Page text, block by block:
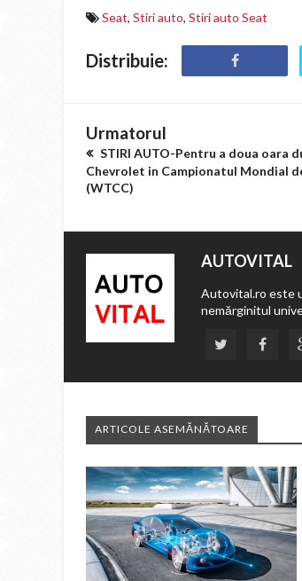
Seat, Stiri auto, Stiri auto Seat
Distribuie:
Urmatorul
STIRI AUTO-Pentru a doua oara
Chevrolet in Campionatul Mondial
(WTCC)
AUTOVITAL
Autovital.ro este
nemărginitul
ARTICOLE ASEMĂNĂTOARE